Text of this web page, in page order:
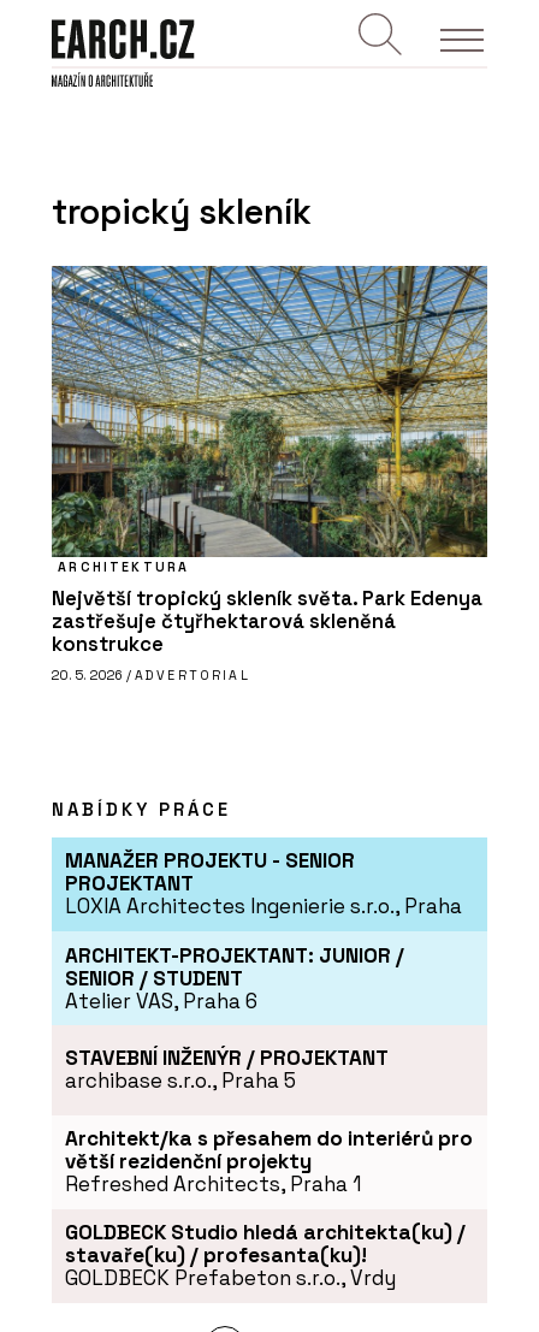
tropický skleník
ARCHITEKTURA
Největší tropický skleník světa. Park Edenya
zastřešuje čtyřhektarová skleněná
konstrukce
20. 5. 2026 / ADVERTORIAL
NABÍDKY PRÁCE
MANAŽER PROJEKTU - SENIOR
PROJEKTANT
LOXIA Architectes Ingenierie s.r.o., Praha
ARCHITEKT-PROJEKTANT: JUNIOR /
SENIOR / STUDENT
Atelier VAS, Praha 6
STAVEBNÍ INŽENÝR / PROJEKTANT
archibase s.r.o., Praha 5
Architekt/ka s přesahem do interiérů pro
větší rezidenční projekty
Refreshed Architects, Praha 1
GOLDBECK Studio hledá architekta(ku) /
stavaře(ku) / profesanta(ku)!
GOLDBECK Prefabeton s.r.o., Vrdy